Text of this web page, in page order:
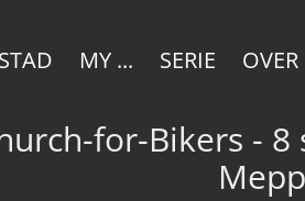
MY ... SERIE OVER
for-Bikers -